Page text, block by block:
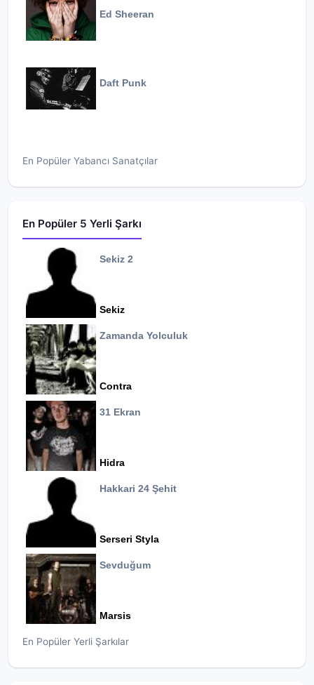
Ed Sheeran
Daft Punk
En Popüler Yabancı Sanatçılar
En Popüler 5 Yerli Şarkı
Sekiz 2
Sekiz
Zamanda Yolculuk
Contra
31 Ekran
Hidra
Hakkari 24 Şehit
Serseri Styla
Sevduğum
Marsis
En Popüler Yerli Şarkılar